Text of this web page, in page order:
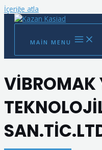
İçeriğe atla
MAIN MENU
VİBROMAK